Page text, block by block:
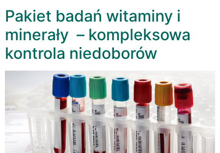
Pakiet badań witaminy i
minerały – kompleksowa
kontrola niedoborów